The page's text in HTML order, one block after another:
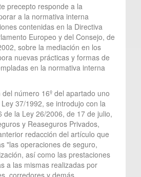
precepto responde a la
a la normativa interna
contenidas en la Directiva
Europeo y del Consejo, de
sobre la mediación en los
nuevas prácticas y formas de
en la normativa interna
número 16º del apartado uno
37/1992, se introdujo con la
de la Ley 26/2006, de 17 de julio,
y Reaseguros Privados,
redacción del artículo que
"las operaciones de seguro,
así como las prestaciones
a las mismas realizadas por
corredores y demás